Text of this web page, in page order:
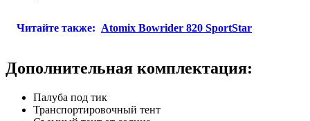
Читайте также: Atomix Bowrider 820 SportStar
Дополнительная комплектация:
Палуба под тик
Транспортировочный тент